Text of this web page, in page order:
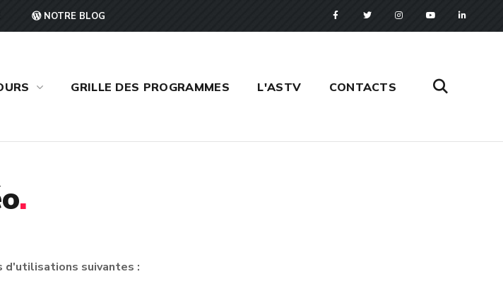
NOTRE BLOG
GRILLE DES PROGRAMMES L'ASTV CONTACTS
.
d'utilisations suivantes :